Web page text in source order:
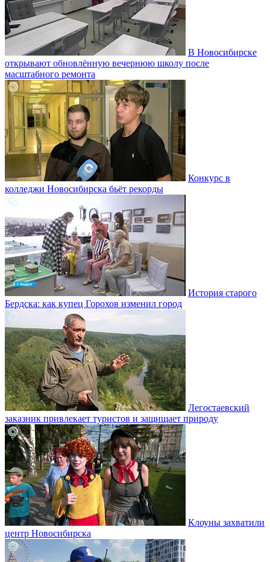
В Новосибирске
открывают обновлённую вечернюю школу после
масштабного ремонта
Конкурс в
колледжи Новосибирска бьёт рекорды
История старого
Бердска: как купец Горохов изменил город
Легостаевский
заказник привлекает туристов и защищает природу
Клоуны захватили
центр Новосибирска